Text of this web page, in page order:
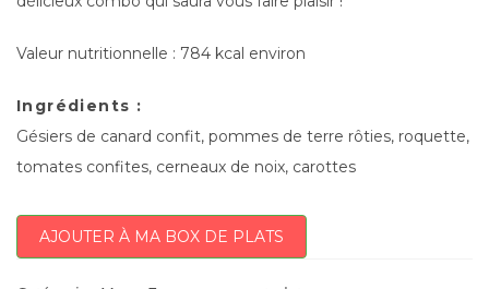
Valeur nutritionnelle : 784 kcal environ
Ingrédients :
Gésiers de canard confit, pommes de terre rôties, roquette,
tomates confites, cerneaux de noix, carottes
AJOUTER À MA BOX DE PLATS